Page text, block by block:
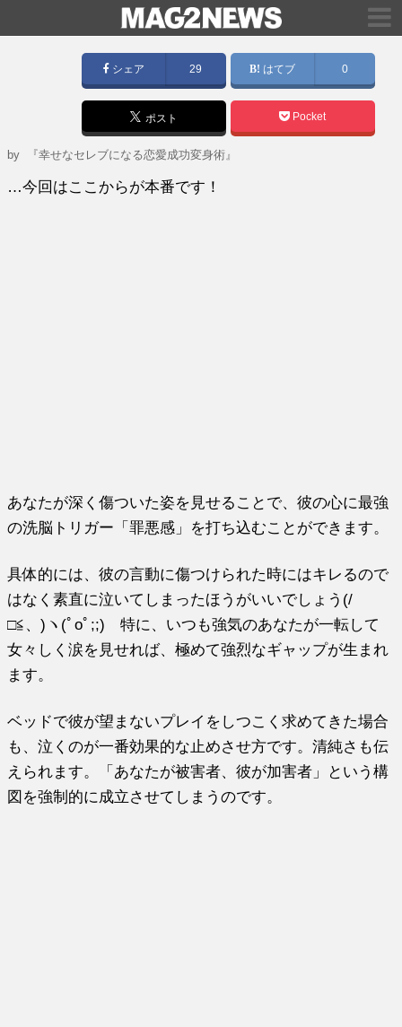
シェア 29 はてブ 0
ポスト Pocket
by 『幸せなセレブになる恋愛成功変身術』
…今回はここからが本番です！
あなたが深く傷ついた姿を見せることで、彼の心に最強
の洗脳トリガー「罪悪感」を打ち込むことができます。
具体的には、彼の言動に傷つけられた時にはキレるので
はなく素直に泣いてしまったほうがいいでしょう(/
□≦、)ヽ(ﾟoﾟ;;) 特に、いつも強気のあなたが一転して
女々しく涙を見せれば、極めて強烈なギャップが生まれ
ます。
ベッドで彼が望まないプレイをしつこく求めてきた場合
も、泣くのが一番効果的な止めさせ方です。清純さも伝
えられます。「あなたが被害者、彼が加害者」という構
図を強制的に成立させてしまうのです。